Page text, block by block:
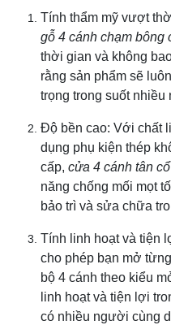
Tính thẩm mỹ vượt
gỗ 4 cánh chạm bông
thời gian và không
rằng sản phẩm sẽ
trọng trong suốt nhiều
Độ bền cao: Với chất
dụng phụ kiện thép
cấp, cửa 4 cánh tân
năng chống mối mọt
bảo trì và sửa chữa
Tính linh hoạt và tiện
cho phép bạn mở
bộ 4 cánh theo kiểu
linh hoạt và tiện lợi
có nhiều người cùng